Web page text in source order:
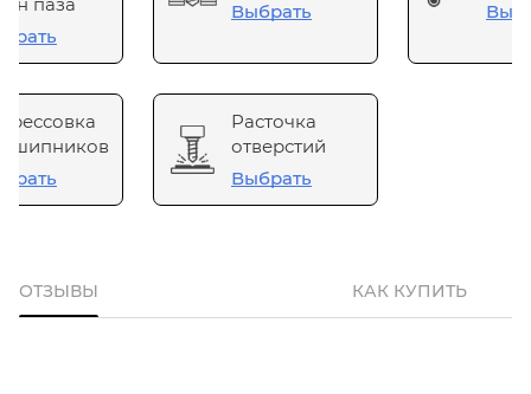
Выбрать
Расточка
отверстий
Выбрать
ОТЗЫВЫ КАК КУПИТЬ